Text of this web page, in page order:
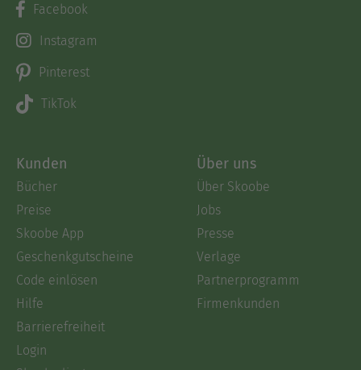
Facebook
Instagram
Pinterest
TikTok
Kunden
Bücher
Preise
Skoobe App
Geschenkgutscheine
Code einlösen
Hilfe
Barrierefreiheit
Login
Über uns
Über Skoobe
Jobs
Presse
Verlage
Partnerprogramm
Firmenkunden